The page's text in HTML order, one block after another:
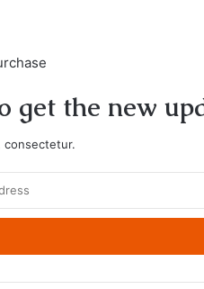
get the new
consectetur.